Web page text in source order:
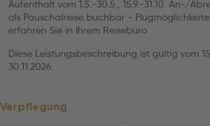
Aufenthalt vom 1.5.-30.5., 15.9.-31.10. An-/
als Pauschalreise buchbar -
erfahren Sie in Ihrem Reisebüro
Diese Leistungsbeschreibung ist gültig vom
30.11.2026.
Verpflegung